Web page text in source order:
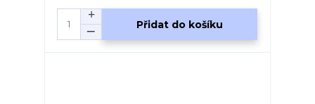
Přidat do košíku